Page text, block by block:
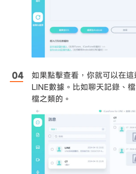
如果點擊查看，你就可以在
LINE數據。比如聊天記錄、
檔之類的。